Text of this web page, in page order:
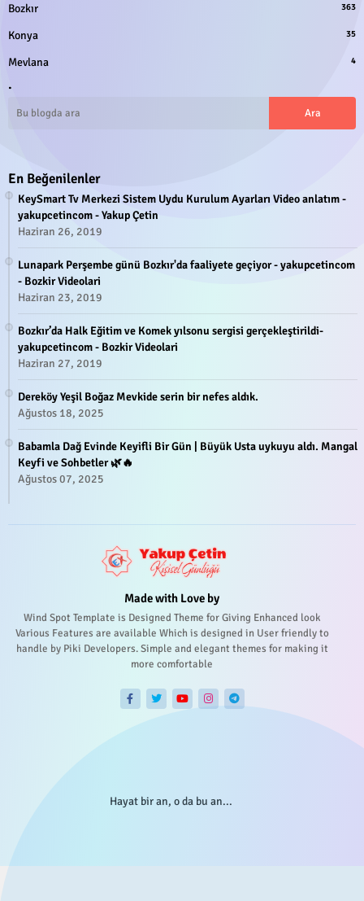
Bozkır 363
Konya 35
Mevlana 4
.
En Beğenilenler
KeySmart Tv Merkezi Sistem Uydu Kurulum Ayarları Video anlatım -
yakupcetincom - Yakup Çetin
Haziran 26, 2019
Lunapark Perşembe günü Bozkır'da faaliyete geçiyor - yakupcetincom
- Bozkir Videolari
Haziran 23, 2019
Bozkır’da Halk Eğitim ve Komek yılsonu sergisi gerçekleştirildi-
yakupcetincom - Bozkir Videolari
Haziran 27, 2019
Dereköy Yeşil Boğaz Mevkide serin bir nefes aldık.
Ağustos 18, 2025
Babamla Dağ Evinde Keyifli Bir Gün | Büyük Usta uykuyu aldı. Mangal
Keyfi ve Sohbetler 🌿🔥
Ağustos 07, 2025
Made with Love by
Wind Spot Template is Designed Theme for Giving Enhanced look
Various Features are available Which is designed in User friendly to
handle by Piki Developers. Simple and elegant themes for making it
more comfortable
Hayat bir an, o da bu an...